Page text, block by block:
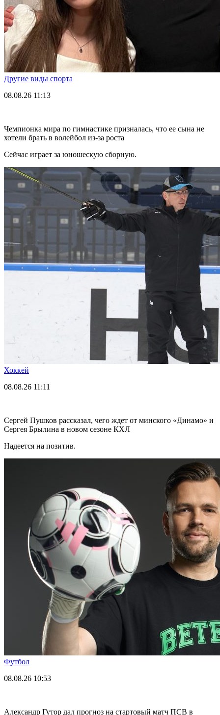
Другие виды спорта
08.08.26 11:13
Чемпионка мира по гимнастике призналась, что ее сына не
хотели брать в волейбол из-за роста
Сейчас играет за юношескую сборную.
Хоккей
08.08.26 11:11
Сергей Пушков рассказал, чего ждет от минского «Динамо» и
Сергея Брылина в новом сезоне КХЛ
Надеется на позитив.
Футбол
08.08.26 10:53
Александр Гутор дал прогноз на стартовый матч ПСВ в